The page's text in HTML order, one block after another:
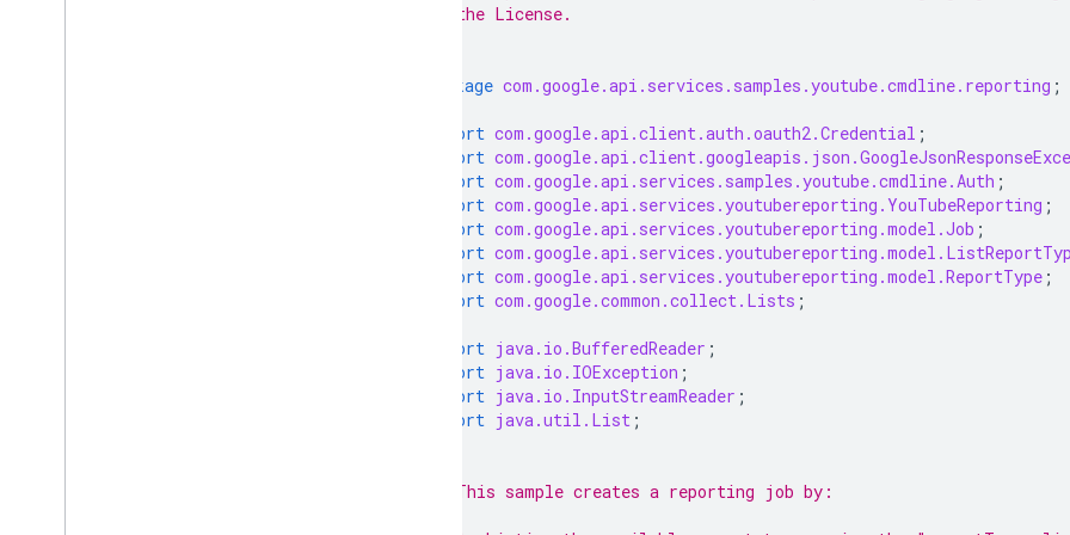
* the License.
package com.google.api.services.samples.youtube.cmdline.reporting ;
import com.google.api.client.auth.oauth2.Credential ;
import
import com.google.api.services.samples.youtube.cmdline.Auth ;
import com.google.api.services.youtubereporting.YouTubeReporting ;
import com.google.api.services.youtubereporting.model.Job ;
import
import com.google.api.services.youtubereporting.model.ReportType ;
import com.google.common.collect.Lists ;
import java.io.BufferedReader ;
import java.io.IOException ;
import java.io.InputStreamReader ;
import java.util.List ;
* This sample creates a reporting job by: